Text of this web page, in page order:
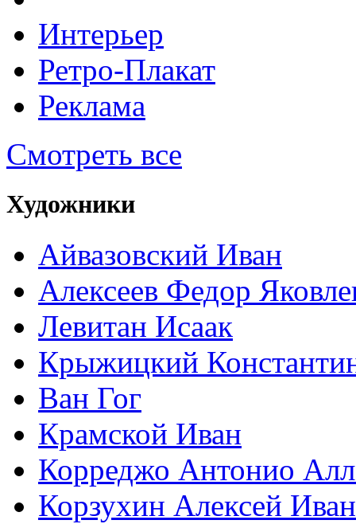
Интерьер
Ретро-Плакат
Реклама
Смотреть все
Художники
Айвазовский Иван
Алексеев Федор
Левитан Исаак
Крыжицкий
Ван Гог
Крамской Иван
Корреджо Антонио
Корзухин Алексей